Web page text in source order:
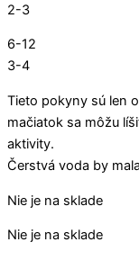
2-3
6-12
3-4
Tieto pokyny sú len
mačiatok sa môžu
aktivity.
Čerstvá voda by
Nie je na sklade
Nie je na sklade